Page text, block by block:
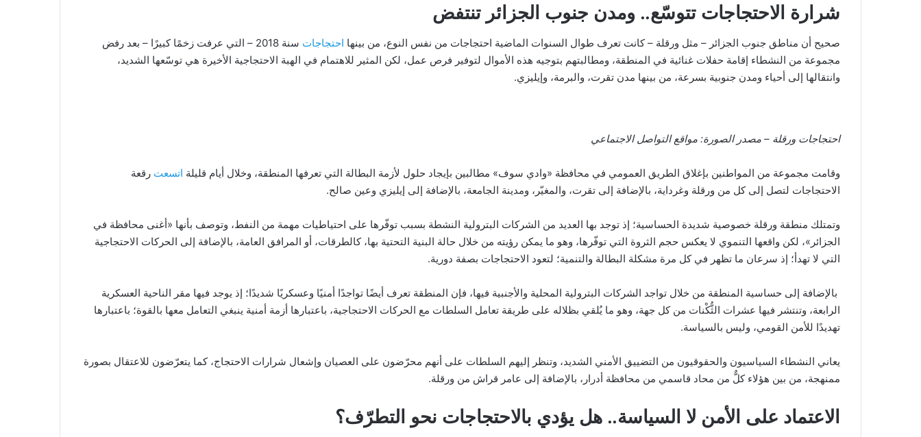
شرارة الاحتجاجات تتوسّع.. ومدن جنوب الجزائر تنتفض
صحيح أن مناطق جنوب الجزائر – مثل ورقلة – كانت تعرف طوال السنوات الماضية احتجاجات من نفس النوع، من بينها احتجاجات
سنة 2018 – التي عرفت زخمًا كبيرًا – بعد رفض
مجموعة من النشطاء إقامة حفلات غنائية في المنطقة، ومطالبتهم بتوجيه هذه الأموال لتوفير فرص عمل، لكن المثير للاهتمام في الهبة الاحتجاجية الأخيرة هي توسّعها الشديد،
وانتقالها إلى أحياء ومدن جنوبية بسرعة، من بينها مدن تقرت، والبرمة، وإيليزي.
احتجاجات ورقلة – مصدر الصورة: مواقع التواصل الاجتماعي
وقامت مجموعة من المواطنين بإغلاق الطريق العمومي في محافظة «وادي سوف» مطالبين بإيجاد حلول لأزمة البطالة التي تعرفها المنطقة، وخلال أيام قليلة اتسعت رقعة
الاحتجاجات لتصل إلى كل من ورقلة وغرداية، بالإضافة إلى تقرت، والمغيّر، ومدينة الجامعة، بالإضافة إلى إيليزي وعين صالح.
وتمتلك منطقة ورقلة خصوصية شديدة الحساسية؛ إذ توجد بها العديد من الشركات البترولية النشطة بسبب توفّرها على احتياطيات مهمة من النفط، وتوصف بأنها «أغنى محافظة في
الجزائر»، لكن واقعها التنموي لا يعكس حجم الثروة التي توفّرها، وهو ما يمكن رؤيته من خلال حالة البنية التحتية بها، كالطرقات، أو المرافق العامة، بالإضافة إلى الحركات الاحتجاجية
التي لا تهدأ؛ إذ سرعان ما تظهر في كل مرة مشكلة البطالة والتنمية؛ لتعود الاحتجاجات بصفة دورية.
بالإضافة إلى حساسية المنطقة من خلال تواجد الشركات البترولية المحلية والأجنبية فيها، فإن المنطقة تعرف أيضًا تواجدًا أمنيًا وعسكريًا شديدًا؛ إذ يوجد فيها مقر الناحية العسكرية
الرابعة، وتنتشر فيها عشرات الثُّكْنات من كل جهة، وهو ما يُلقي بظلاله على طريقة تعامل السلطات مع الحركات الاحتجاجية، باعتبارها أزمة أمنية ينبغي التعامل معها بالقوة؛ باعتبارها
تهديدًا للأمن القومي، وليس بالسياسة.
يعاني النشطاء السياسيون والحقوقيون من التضييق الأمني الشديد، وتنظر إليهم السلطات على أنهم محرّضون على العصيان وإشعال شرارات الاحتجاج، كما يتعرّضون للاعتقال بصورة
ممنهجة، من بين هؤلاء كلٌّ من محاد قاسمي من محافظة أدرار، بالإضافة إلى عامر قراش من ورقلة.
الاعتماد على الأمن لا السياسة.. هل يؤدي بالاحتجاجات نحو التطرّف؟